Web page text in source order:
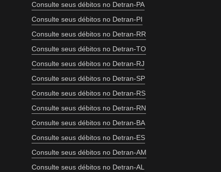
Consulte seus débitos no Detran-PA
Consulte seus débitos no Detran-PI
Consulte seus débitos no Detran-RR
Consulte seus débitos no Detran-TO
Consulte seus débitos no Detran-RJ
Consulte seus débitos no Detran-SP
Consulte seus débitos no Detran-RS
Consulte seus débitos no Detran-RN
Consulte seus débitos no Detran-BA
Consulte seus débitos no Detran-ES
Consulte seus débitos no Detran-AM
Consulte seus débitos no Detran-AL